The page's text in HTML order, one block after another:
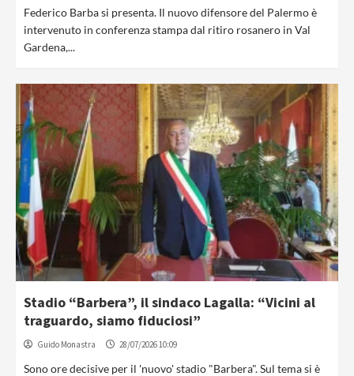
Federico Barba si presenta. Il nuovo difensore del Palermo è
intervenuto in conferenza stampa dal ritiro rosanero in Val
Gardena,...
Stadio “Barbera”, il sindaco Lagalla: “Vicini al
traguardo, siamo fiduciosi”
Guido Monastra 28/07/2026 10:09
Sono ore decisive per il 'nuovo' stadio "Barbera". Sul tema si è